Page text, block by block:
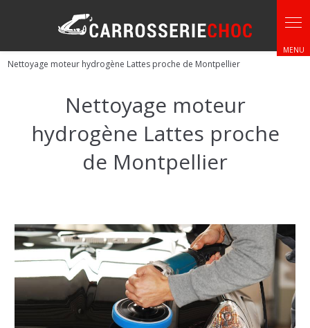
Nettoyage moteur hydrogène Lattes proche de Montpellier
Nettoyage moteur
hydrogène Lattes proche
de Montpellier